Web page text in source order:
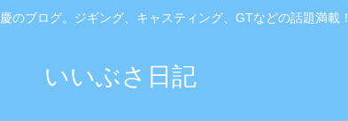
のブログ。ジギング、キャスティング、GTなどの話題満載！
いいぶさ日記